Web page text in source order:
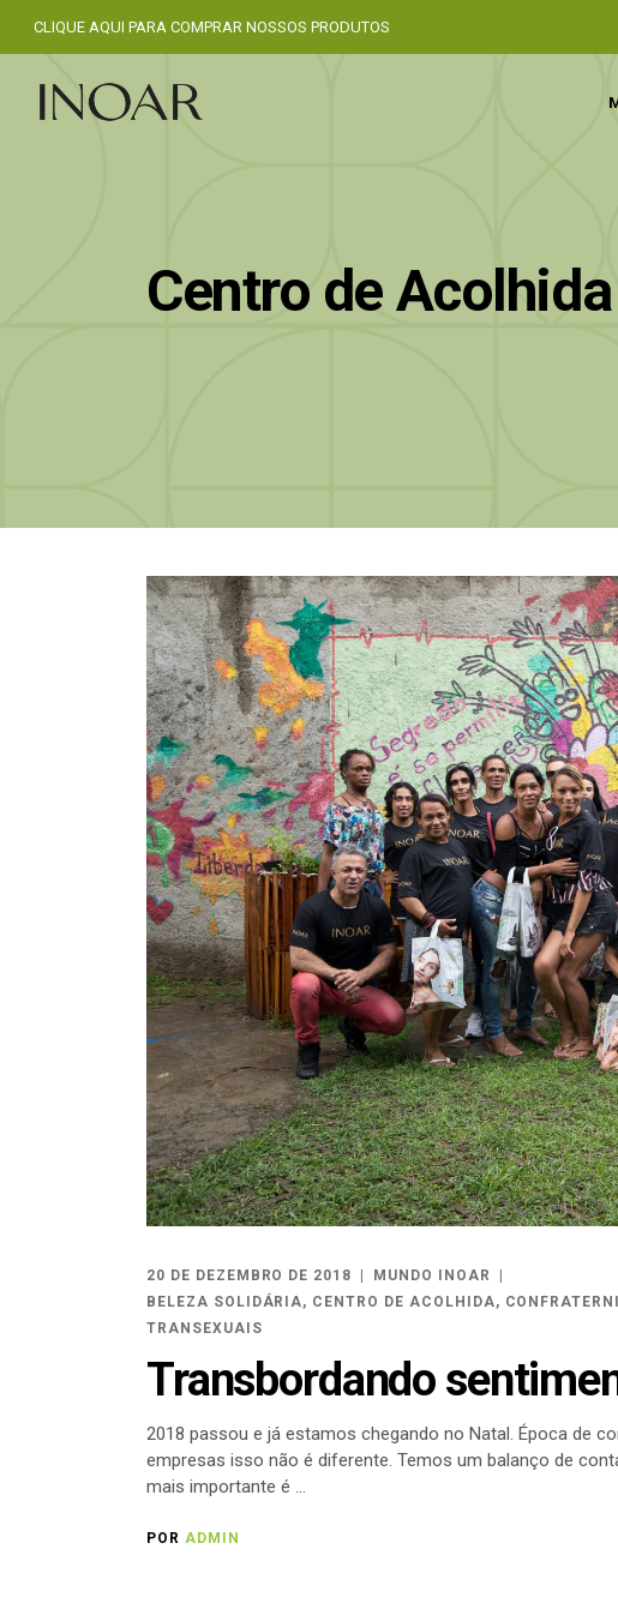
CLIQUE AQUI PARA COMPRAR NOSSOS PRODUTOS
Centro de
20 DE DEZEMBRO DE 2018
MUNDO INOAR
BELEZA SOLIDÁRIA, CENTRO DE ACOLHIDA,
TRANSEXUAIS
Transbordando
2018 passou e já estamos chegando no Natal. Época de
empresas isso não é diferente. Temos um balanço de
mais importante é
POR ADMIN